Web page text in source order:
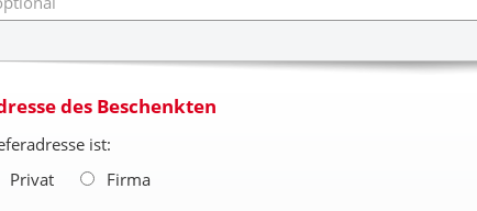
des Beschenkten
ist:
Privat
Firma